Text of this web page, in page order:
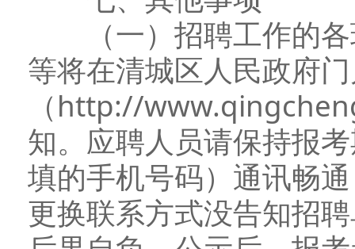
（一）招聘工作的各
等将在清城区人民政府
（http://
知。应聘人员请保持报
填的手机号码）通讯畅
更换联系方式没告知招